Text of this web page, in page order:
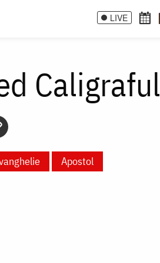
LIVE
Caligraful
Apostol